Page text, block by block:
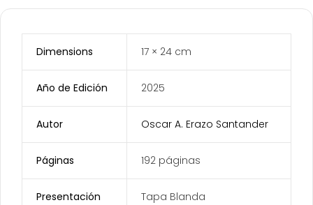
Dimensions 17 × 24 cm
Año de Edición 2025
Autor Oscar A. Erazo Santander
Páginas 192 páginas
Presentación Tapa Blanda